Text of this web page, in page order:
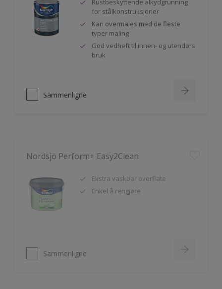
for stålkonstruksjoner
Kan overmales med de fleste
typer maling
God vedheft til innen- og utendørs
bruk
Ekstra vaskbar overflate